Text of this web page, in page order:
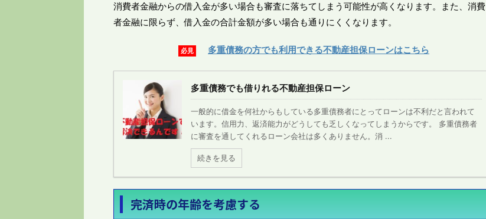
消費者金融からの借入金が多い場合も審査に落ちてしまう可能性が高くなります。また、消費
者金融に限らず、借入金の合計金額が多い場合も通りにくくなります。
必見 多重債務の方でも利用できる不動産担保ローンはこちら
多重債務でも借りれる不動産担保ローン
一般的に借金を何社からもしている多重債務者にとってローンは不利だと言われて
います。信用力、返済能力がどうしても乏しくなってしまうからです。 多重債務者
に審査を通してくれるローン会社は多くありません。消 ...
続きを見る
完済時の年齢を考慮する